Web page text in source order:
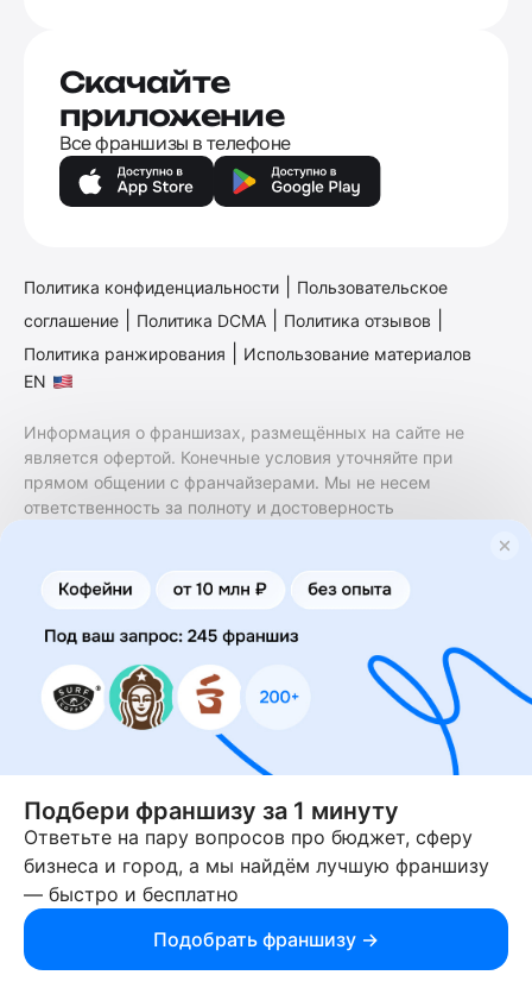
Скачайте
приложение
Все франшизы в телефоне
Политика конфиденциальности
Пользовательское
соглашение
Политика DCMA Политика отзывов
Политика ранжирования
Использование материалов
EN
Информация о франшизах, размещённых на сайте не
является офертой. Конечные условия уточняйте при
прямом общении с франчайзерами. Мы не несем
ответственность за полноту и достоверность
финансовые услуги. Заключение договоров
коммерческой концессии (франчайзинга) осуществляется
правообладателями/их представителями. Бизнесменс.ру
не является посредником или представителем
правообладателя и не несет ответственность за условия
предоставления франшизы и действия лиц,
осуществленные на основании информации, имеющейся
на сайте или полученной через него. За достоверность
предоставленной информации несет ответственность
правообладатель.
© 2013-2026 Бизнесменс.ру. ИП Богомолов Ю. А. ИНН
166109472099 ОГРН 1315169000030181.
При использовании материалов гиперссылка на businessmens.ru
обязательна. 12+
Подбери франшизу за 1 минуту
Ответьте на пару вопросов про бюджет, сферу
бизнеса и город, а мы найдём лучшую франшизу
— быстро и бесплатно
Подобрать франшизу →